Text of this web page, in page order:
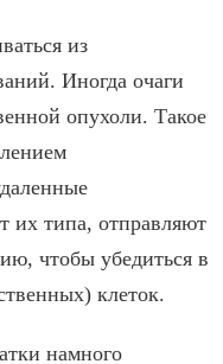
из
Иногда очаги
опухоли. Такое
их типа, отправляют
чтобы убедиться в
клеток.
намного